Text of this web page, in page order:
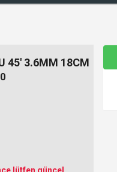
45' 3.6MM 18CM
lütfen güncel